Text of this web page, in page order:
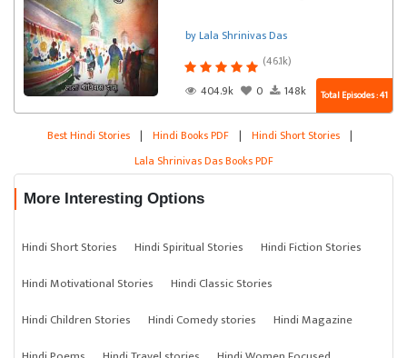
by Lala Shrinivas Das
(46.1k)
404.9k
0 148k Total Episodes : 41
Best Hindi Stories | Hindi Books PDF | Hindi Short Stories |
Lala Shrinivas Das Books PDF
More Interesting Options
Hindi Short Stories Hindi Spiritual Stories
Hindi Fiction Stories
Hindi Motivational Stories
Hindi Classic Stories
Hindi Children Stories
Hindi Comedy stories
Hindi Magazine